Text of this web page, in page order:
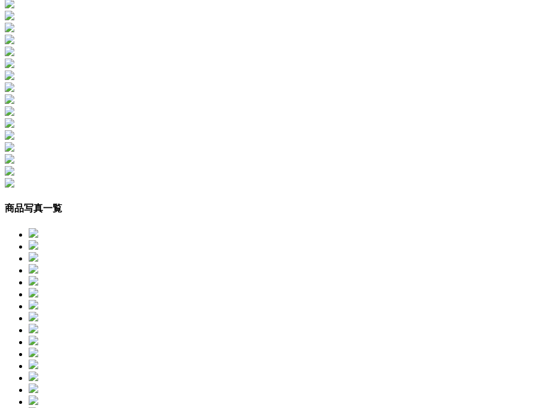
商品写真一覧